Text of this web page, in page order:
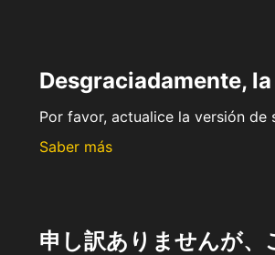
Desgraciadamente,
Por favor, actualice la versión
Saber más
申し訳ありませんが